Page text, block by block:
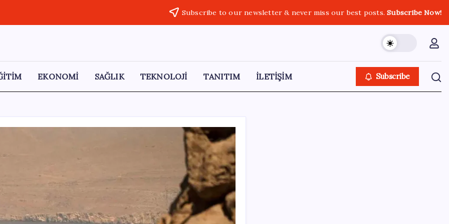
Subscribe to our newsletter & never miss our best posts.Subscribe Now!
EKONOMİ SAĞLIK TEKNOLOJİ TANITIM İLETİŞİM Subscribe